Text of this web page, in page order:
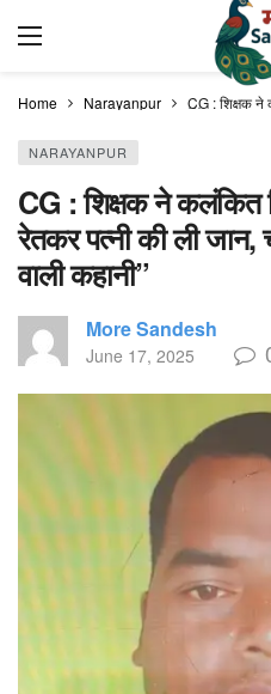
Home Narayanpur CG : शिक्षक ने
NARAYANPUR
CG : शिक्षक ने कलंकित
रेतकर पत्नी की ली जान,
वाली कहानी”
More Sandesh
June 17, 2025